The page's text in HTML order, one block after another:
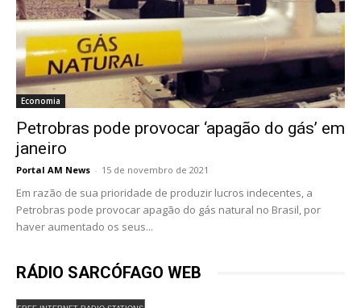
Economia
Petrobras pode provocar ‘apagão do gás’ em
janeiro
Portal AM News - 15 de novembro de 2021
Em razão de sua prioridade de produzir lucros indecentes, a
Petrobras pode provocar apagão do gás natural no Brasil, por
haver aumentado os seus...
RÁDIO SARCÓFAGO WEB